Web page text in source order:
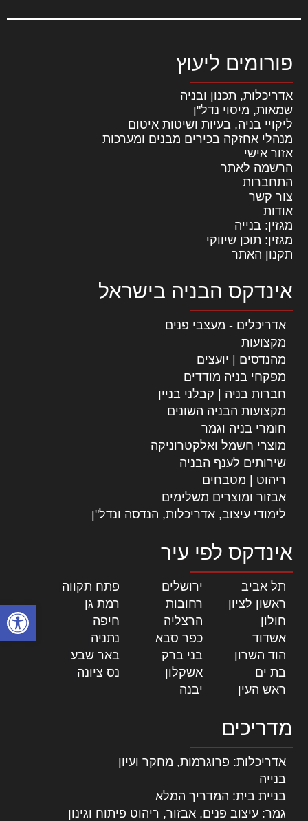
פתח
פורומים ליעוץ
אדריכלות, תכנון ובניה
שמאות, מיסוי נדל"ן
ליקויי בניה, בעיות ושיטות איטום
מנהלי אחזקה בכירים מבנים ומערכות
אזור אישי
הרשמה לאתר
התחברות
צור קשר
אודות
מגזין: בנייה
מגזין: תוכן שיווקי
תקנון האתר
אינדקס הבניה בישראל
אדריכלים - מעצבי פנים
מקצועות
מהנדסים | יועצים
מפקחי בניה מודדים
חברות בניה | קבלני בניין
מקצועות הבניה השונים
חומרי בניה וגמר
מוצרי חשמל ואלקטרוניקה
שירותים לענף הבניה
ריהוט | מטבחים
אבזור ומוצרים משלימים
לימודי עיצוב, אדריכלות, הנדסה ונדל"ן
אינדקס לפי עיר
תל אביב ירושלים פתח תקווה
ראשון לציון
רחובות רמת גן
חולון
הרצליה חיפה
אשדוד
כפר סבא נתניה
הוד השרון
בני ברק באר שבע
בת ים
אשקלון נס ציונה
ראש העין
יבנה
מדריכים
אדריכלות: פרוגרמות, מחקר ועיון
בנייה
בניית בית: המדריך המלא
גמר: עיצוב פנים, אבזור, ריהוט פיתוח וגינון